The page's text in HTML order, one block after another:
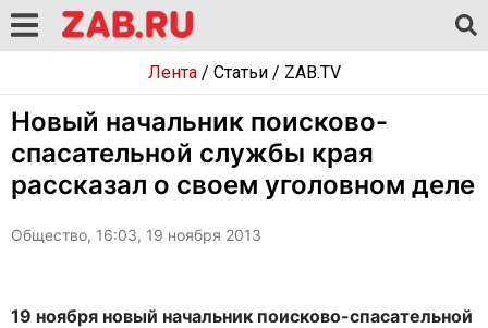
Лента/ Статьи/ ZAB.TV
Новый начальник поисково-
спасательной службы края
рассказал о своем уголовном деле
Общество, 16:03, 19 ноября 2013
19 ноября новый начальник поисково-спасательной